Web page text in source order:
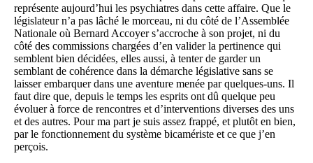
représente aujourd’hui les psychiatres dans cette affaire. Que le
législateur n’a pas lâché le morceau, ni du côté de l’Assemblée
Nationale où Bernard Accoyer s’accroche à son projet, ni du
côté des commissions chargées d’en valider la pertinence qui
semblent bien décidées, elles aussi, à tenter de garder un
semblant de cohérence dans la démarche législative sans se
laisser embarquer dans une aventure menée par quelques-uns. Il
faut dire que, depuis le temps les esprits ont dû quelque peu
évoluer à force de rencontres et d’interventions diverses des uns
et des autres. Pour ma part je suis assez frappé, et plutôt en bien,
par le fonctionnement du système bicamériste et ce que j’en
perçois.